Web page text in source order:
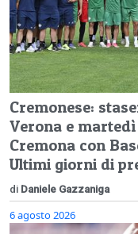
Cremonese:
Verona e
Cremona con
Ultimi giorni di
di Daniele Gazzaniga
6 agosto 2026